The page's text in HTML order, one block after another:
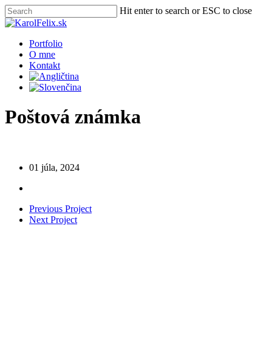
Skip
to
content
Hit enter to search or ESC to close
Close
Menu
Portfolio
O mne
Kontakt
Poštová známka
01 júla, 2024
Previous Project
Next Project